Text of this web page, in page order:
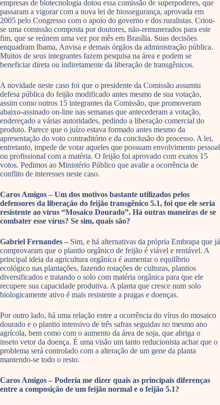
empresas de biotecnologia dotou essa comissão de superpoderes, que
passaram a vigorar com a nova lei de biossegurança, aprovada em
2005 pelo Congresso com o apoio do governo e dos ruralistas. Criou-
se uma comissão composta por doutores, não-remunerados para este
fim, que se reúnem uma vez por mês em Brasília. Suas decisões
enquadram Ibama, Anvisa e demais órgãos da administração pública.
Muitos de seus integrantes fazem pesquisa na área e podem se
beneficiar direta ou indiretamente da liberação de transgênicos.
A novidade neste caso foi que o presidente da Comissão assumiu
defesa pública do feijão modificado antes mesmo de sua votação,
assim como outros 15 integrantes da Comissão, que promoveram
abaixo-assinado on-line nas semanas que antecederam a votação,
endereçado a várias autoridades, pedindo a liberação comercial do
produto. Parece que o juízo estava formado antes mesmo da
apresentação do voto contraditório e da conclusão do processo. A lei,
entretanto, impede de votar aqueles que possuam envolvimento pessoal
ou profissional com a matéria. O feijão foi aprovado com exatos 15
votos. Pedimos ao Ministério Público que avalie a ocorrência de
conflito de interesses neste caso.
Caros Amigos – Um dos motivos bastante utilizados pelos
defensores da liberação do feijão transgênico 5.1, foi que ele seria
resistente ao vírus “Mosaico Dourado”. Há outras maneiras de se
combater esse vírus? Se sim, quais são?
Gabriel Fernandes – Sim, e há alternativas da própria Embrapa que já
comprovaram que o plantio orgânico de feijão é viável e rentável. A
principal ideia da agricultura orgânica é aumentar o equilíbrio
ecológico nas plantações, fazendo rotações de culturas, plantios
diversificados e tratando o solo com matéria orgânica para que ele
recupere sua capacidade produtiva. A planta que cresce num solo
biologicamente ativo é mais resistente a pragas e doenças.
Por outro lado, há uma relação entre a ocorrência do vírus do mosaico
dourado e o plantio intensivo de três safras seguidas no mesmo ano
agrícola, bem como com o aumento da área de soja, que abriga o
inseto vetor da doença. É uma visão um tanto reducionista achar que o
problema será controlado com a alteração de um gene da planta
mantendo-se todo o resto.
Caros Amigos – Poderia me dizer quais as principais diferenças
entre a composição de um feijão normal e o feijão 5.1?